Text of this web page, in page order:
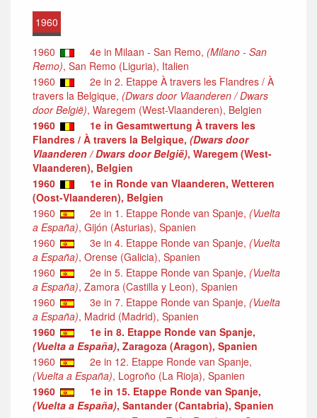
1960
1960 4e in Milaan - San Remo, (Milano - San
Remo), San Remo (Liguria), Italien
1960
2e in 2. Etappe À travers les Flandres / À
travers la Belgique, (Dwars door Vlaanderen / Dwars
door België), Waregem (West-Vlaanderen), Belgien
1960
1e in Gesamtwertung À travers les
Flandres / À travers la Belgique, (Dwars door
Vlaanderen / Dwars door België), Waregem (West-
Vlaanderen), Belgien
1960
1e in Ronde van Vlaanderen, Wetteren
(Oost-Vlaanderen), Belgien
1960
2e in 1. Etappe Ronde van Spanje, (Vuelta
a España), Gijón (Asturias), Spanien
1960
3e in 4. Etappe Ronde van Spanje, (Vuelta
a España), Orense (Galicia), Spanien
1960
2e in 5. Etappe Ronde van Spanje, (Vuelta
a España), Zamora (Castilla y Leon), Spanien
1960
3e in 7. Etappe Ronde van Spanje, (Vuelta
a España), Madrid (Madrid), Spanien
1960
1e in 8. Etappe Ronde van Spanje,
(Vuelta a España), Zaragoza (Aragon), Spanien
1960
2e in 12. Etappe Ronde van Spanje,
(Vuelta a España), Logroño (La Rioja), Spanien
1960
1e in 15. Etappe Ronde van Spanje,
(Vuelta a España), Santander (Cantabria), Spanien